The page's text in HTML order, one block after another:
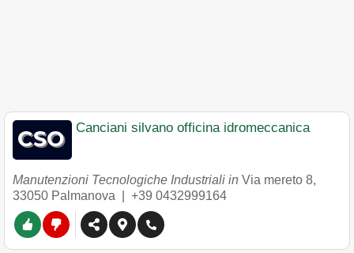
Canciani silvano officina idromeccanica
Manutenzioni Tecnologiche Industriali in Via mereto 8,
33050 Palmanova +39 0432999164